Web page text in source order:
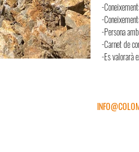
-
-
-Persona
-Carnet de
-Es valorarà